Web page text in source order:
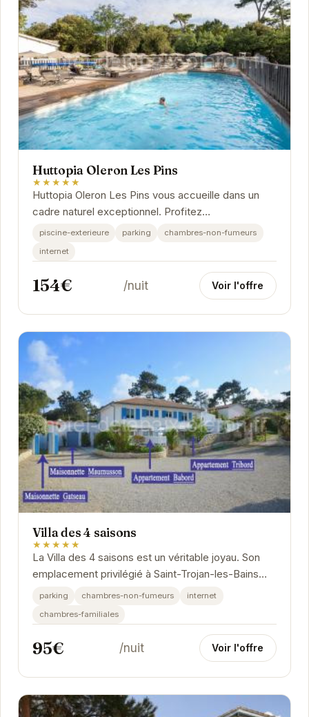
Huttopia Oleron Les Pins
★★★★★
Huttopia Oleron Les Pins vous accueille dans un
cadre naturel exceptionnel. Profitez
d'hébergements confortables et d'installations
piscine-exterieure parking
chambres-non-fumeurs
internet
154€ /nuit Voir l'offre
Villa des 4 saisons
★★★★★
La Villa des 4 saisons est un véritable joyau. Son
emplacement privilégié à Saint-Trojan-les-Bains
offre un accès facile aux plages et aux...
parking chambres-non-fumeurs
internet
chambres-familiales
95€ /nuit Voir l'offre